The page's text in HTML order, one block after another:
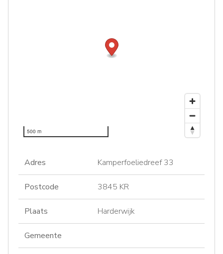
500 m
Adres Kamperfoeliedreef 33
Postcode 3845 KR
Plaats Harderwijk
Gemeente